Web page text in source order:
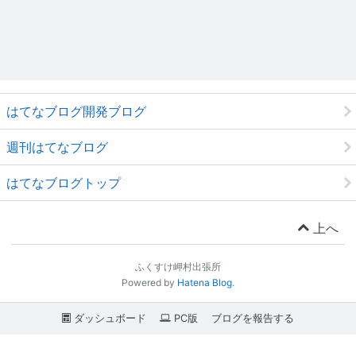
はてなブログ開発ブログ
週刊はてなブログ
はてなブログトップ
上へ
ふくすけ岬村出張所
Powered by Hatena Blog.
ダッシュボード PC版 ブログを報告する